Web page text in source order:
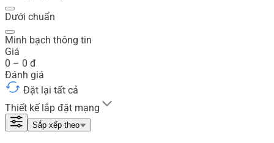
Dưới chuẩn
Minh bạch thông tin
Giá
0 – 0 đ
Đánh giá
Đặt lại tất cả
Thiết kế lắp đặt mạng
Sắp xếp theo